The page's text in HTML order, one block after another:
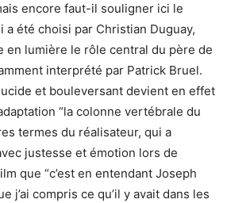
encore faut-il souligner ici le
été choisi par Christian Duguay,
en lumière le rôle central du père de
interprété par Patrick Bruel.
et bouleversant devient en effet
“la colonne vertébrale du
termes du réalisateur, qui a
justesse et émotion lors de
que “c’est en entendant Joseph
j’ai compris ce qu’il y avait dans les